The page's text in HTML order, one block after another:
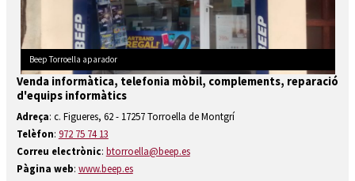
Beep Torroella aparador
Diapositiva 2 de 2: Beep Torroella aparador
Venda informàtica, telefonia mòbil, complements, reparació
d'equips informàtics
Adreça: c. Figueres, 62 - 17257 Torroella de Montgrí
Telèfon: 972 75 74 13
Correu electrònic: btorroella@beep.es
Pàgina web: www.beep.es